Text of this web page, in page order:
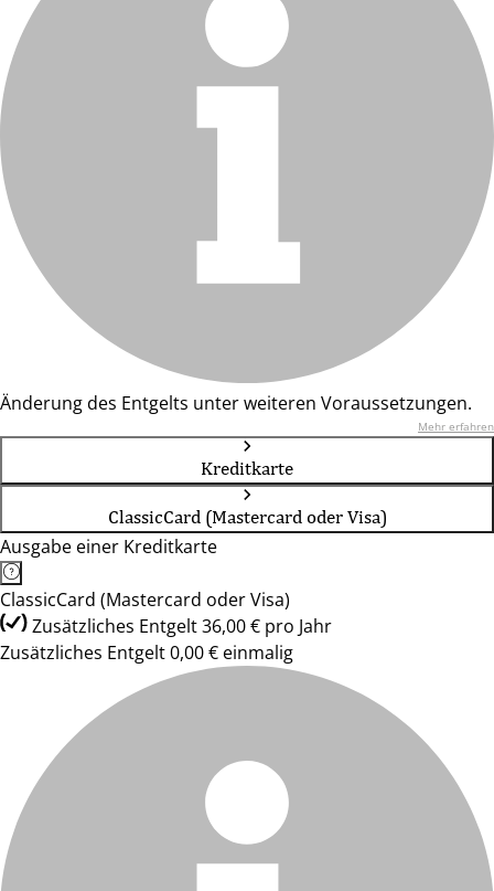
Änderung des Entgelts unter weiteren Voraussetzungen.
Mehr erfahren
Kreditkarte
ClassicCard (Mastercard oder Visa)
Ausgabe einer Kreditkarte
ClassicCard (Mastercard oder Visa)
Zusätzliches Entgelt 36,00 € pro Jahr
Zusätzliches Entgelt 0,00 € einmalig